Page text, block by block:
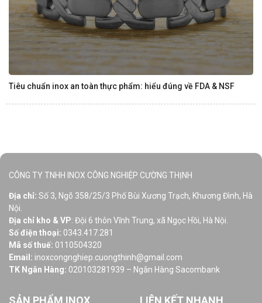
Tiêu chuẩn inox an toàn thực phẩm: hiểu đúng về FDA & NSF
CÔNG TY TNHH INOX CÔNG NGHIỆP CƯỜNG THỊNH
Địa chỉ: Số 3, Ngõ 358/25/3 Phố Bùi Xương Trạch, Khương Đình, Hà
Nội.
Địa chỉ kho & VP: Đội 6 thôn Vĩnh Trung, xã Ngọc Hồi, Hà Nội.
Số điện thoại: 0343.417.281
Mã số thuế: 0110504320
Email: inoxcongnghiep.cuongthinh@gmail.com
TK Ngân Hàng: 020103281939 – Ngân Hàng Sacombank
SẢN PHẨM INOX LIÊN KẾT NHANH